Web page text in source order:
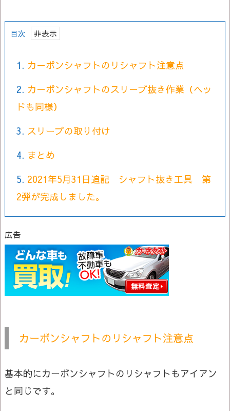
目次
1. カーボンシャフトのリシャフト注意点
2. カーボンシャフトのスリーブ抜き作業（ヘッ
ドも同様）
3. スリーブの取り付け
4. まとめ
5. 2021年5月31日追記 シャフト抜き工具 第
2弾が完成しました。
広告
カーボンシャフトのリシャフト注意点
基本的にカーボンシャフトのリシャフトもアイアン
と同じです。